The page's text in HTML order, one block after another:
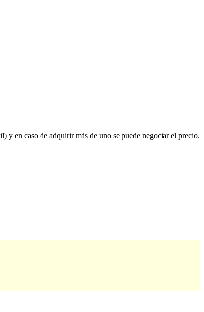
y en caso de adquirir más de uno se puede negociar el precio.